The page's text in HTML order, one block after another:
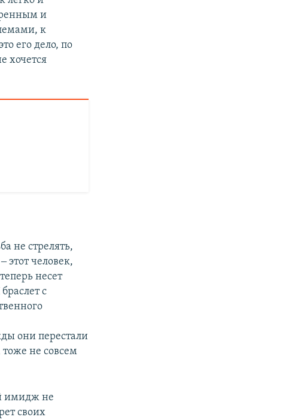
и
к
его дело, по
хочется
не стрелять,
этот человек,
несет
с
они перестали
тоже не совсем
имидж не
своих